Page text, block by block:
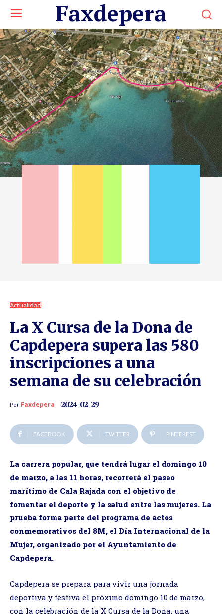
Faxdepera
Actualidad
La X Cursa de la Dona de
Capdepera supera las 580
inscripciones a una
semana de su celebración
Por Faxdepera 2024-02-29
FACEBOOK TWITTER PINTEREST
La carrera popular, que tendrá lugar el domingo 10
de marzo, a las 11 horas, recorrerá el paseo
marítimo de Cala Rajada con el objetivo de
fomentar el deporte y la salud entre las mujeres. La
prueba forma parte del programa de actos
conmemorativos del 8M, el Día Internacional de la
Mujer, organizado por el Ayuntamiento de
Capdepera.
Capdepera se prepara para vivir una jornada
deportiva y festiva el próximo domingo 10 de marzo,
con la celebración de la X Cursa de la Dona, una